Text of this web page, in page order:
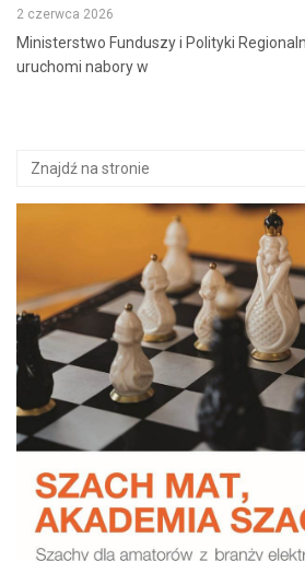
2 czerwca 2026
Ministerstwo Funduszy i Polityki
uruchomi nabory w